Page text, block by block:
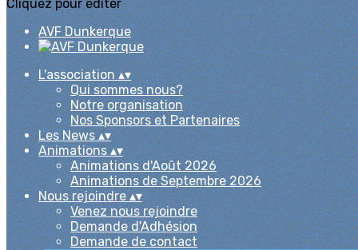
Cliquez pour éditer
AVF Dunkerque
L'association▴▾
Qui sommes nous?
Notre organisation
Nos Sponsors et Partenaires
Les News▴▾
Animations▴▾
Animations d'Août 2026
Animations de Septembre 2026
Nous rejoindre▴▾
Venez nous rejoindre
Demande d'Adhésion
Demande de contact